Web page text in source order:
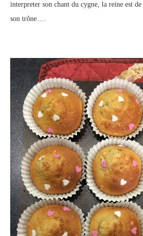
interpreter son chant du cygne, la reine est
son trône….